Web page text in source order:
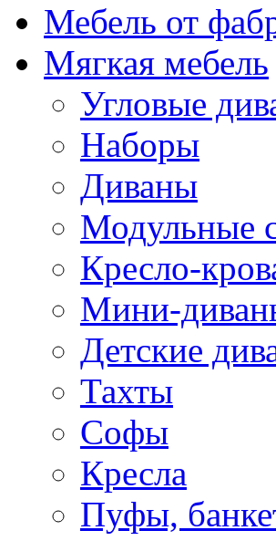
Мебель от
Мягкая мебель
Угловые
Наборы
Диваны
Модульные
Кресло-
Мини-
Детские
Тахты
Софы
Кресла
Пуфы,